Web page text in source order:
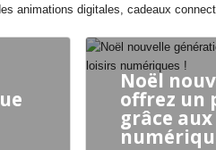
animations digitales, cadeaux
Noël
offrez un
grâce